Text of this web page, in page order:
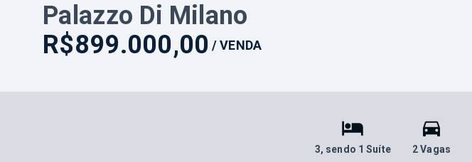
Palazzo Di Milano
R$899.000,00 /VENDA
3, sendo 1 Suíte 2 Vagas